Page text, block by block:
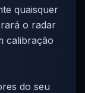
quaisquer
o radar
calibração
do seu